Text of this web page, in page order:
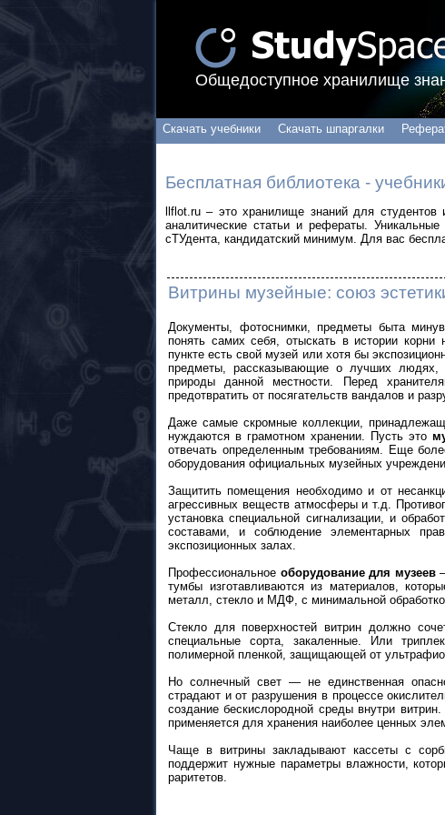
Общедоступное хранилище
Скачать учебники Скачать шпаргалки
Бесплатная библиотека -
llflot.ru – это хранилище знаний для
аналитические статьи и рефераты.
сТУдента, кандидатский минимум. Для вас
Витрины музейные: союз
Документы, фотоснимки, предметы быта
понять самих себя, отыскать в истории
пункте есть свой музей или хотя бы
предметы, рассказывающие о лучших людях,
природы данной местности. Перед
предотвратить от посягательств вандалов и
Даже самые скромные коллекции,
нуждаются в грамотном хранении. Пусть это
отвечать определенным требованиям. Еще
оборудования официальных музейных
Защитить помещения необходимо и от
агрессивных веществ атмосферы и т.д.
установка специальной сигнализации, и
составами, и соблюдение элементарных
экспозиционных залах.
Профессиональное оборудование для музеев—
тумбы изготавливаются из материалов,
металл, стекло и МДФ, с минимальной
Стекло для поверхностей витрин должно
специальные сорта, закаленные. Или
полимерной пленкой, защищающей от
Но солнечный свет — не единственная
страдают и от разрушения в процессе
создание бескислородной среды внутри
применяется для хранения наиболее ценных
Чаще в витрины закладывают кассеты с
поддержит нужные параметры влажности,
раритетов.